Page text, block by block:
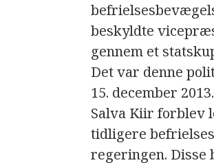
beskyldte
gennem et
Det var denne
15. december 2013.
Salva Kiir forblev
tidligere
regeringen. Disse